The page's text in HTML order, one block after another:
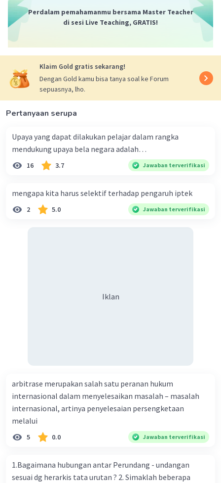
Perdalam pemahamanmu bersama Master Teacher
di sesi Live Teaching, GRATIS!
Klaim Gold gratis sekarang!
Dengan Gold kamu bisa tanya soal ke Forum
sepuasnya, lho.
Pertanyaan serupa
Upaya yang dapat dilakukan pelajar dalam rangka
mendukung upaya bela negara adalah…
16 3.7 Jawaban terverifikasi
mengapa kita harus selektif terhadap pengaruh iptek
2 5.0 Jawaban terverifikasi
Iklan
arbitrase merupakan salah satu peranan hukum
internasional dalam menyelesaikan masalah – masalah
internasional, artinya penyelesaian persengketaan
melalui
5 0.0 Jawaban terverifikasi
1.Bagaimana hubungan antar Perundang - undangan
sesuai dg herarkis tata urutan ? 2. Simaklah beberapa